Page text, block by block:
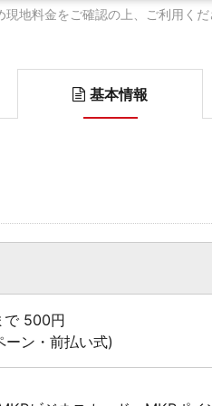
地料金をご確認の上、ご利用くだ
基本情報
で 500円
ーン・前払い式)